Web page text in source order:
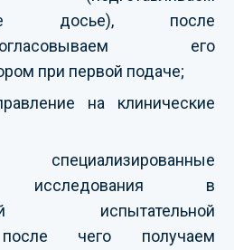
досье), после
его
при первой подаче;
на клинические
исследования в
испытательной
после чего получаем